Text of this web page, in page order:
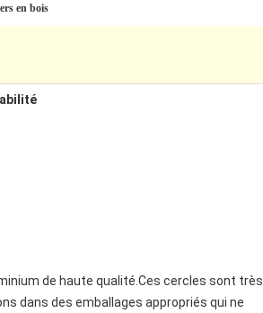
en bois
de haute qualité.Ces cercles sont très
dans des emballages appropriés qui ne